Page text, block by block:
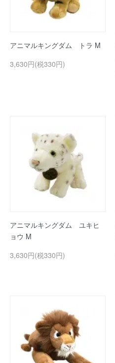
アニマルキングダム トラ M
3,630円(税330円)
アニマルキングダム ユキヒ
ョウ M
3,630円(税330円)